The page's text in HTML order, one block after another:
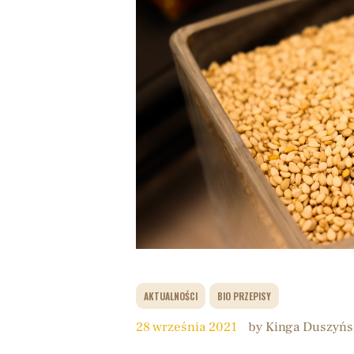
AKTUALNOŚCI BIO PRZEPISY
28 września 2021 by Kinga